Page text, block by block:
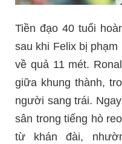
Tiền đạo 40 tuổi
sau khi Felix bị
về quả 11 mét.
giữa khung thành,
người sang trái.
sân trong tiếng hò
từ khán đài,